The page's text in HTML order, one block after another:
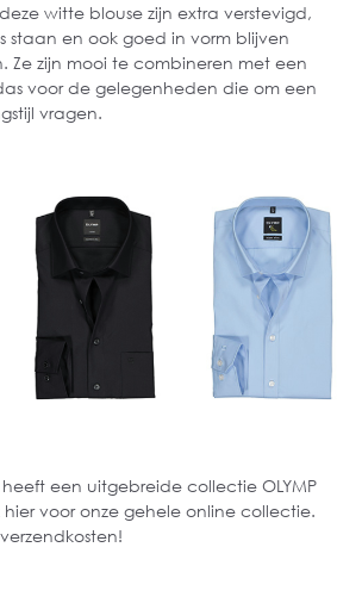
witte blouse zijn extra verstevigd,
staan en ook goed in vorm blijven
Ze zijn mooi te combineren met een
voor de gelegenheden die om een
vragen.
een uitgebreide collectie OLYMP
hier voor onze gehele online collectie.